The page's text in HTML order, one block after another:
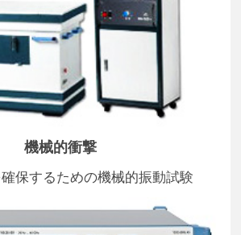
機械的衝撃
保するための機械的振動試験